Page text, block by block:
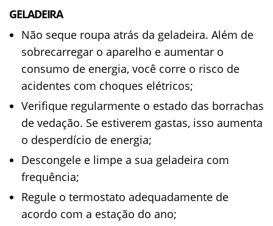
GELADEIRA
Não seque roupa atrás da geladeira. Além de
sobrecarregar o aparelho e aumentar o
consumo de energia, você corre o risco de
acidentes com choques elétricos;
Verifique regularmente o estado das borrachas
de vedação. Se estiverem gastas, isso aumenta
o desperdício de energia;
Descongele e limpe a sua geladeira com
frequência;
Regule o termostato adequadamente de
acordo com a estação do ano;